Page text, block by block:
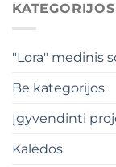
KATEGORIJOS
"Lora" medinis
Be kategorijos
Įgyvendinti
Kalėdos